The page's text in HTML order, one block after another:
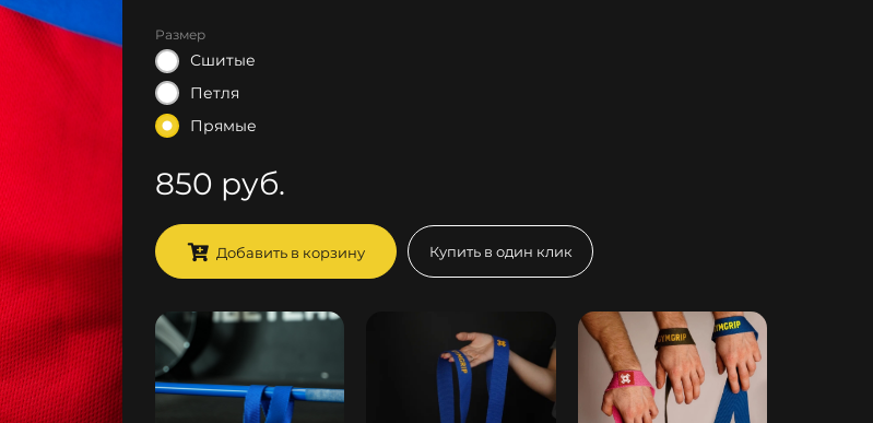
Размер
Сшитые
Петля
Прямые
850 руб.
Добавить в корзину Купить в один клик